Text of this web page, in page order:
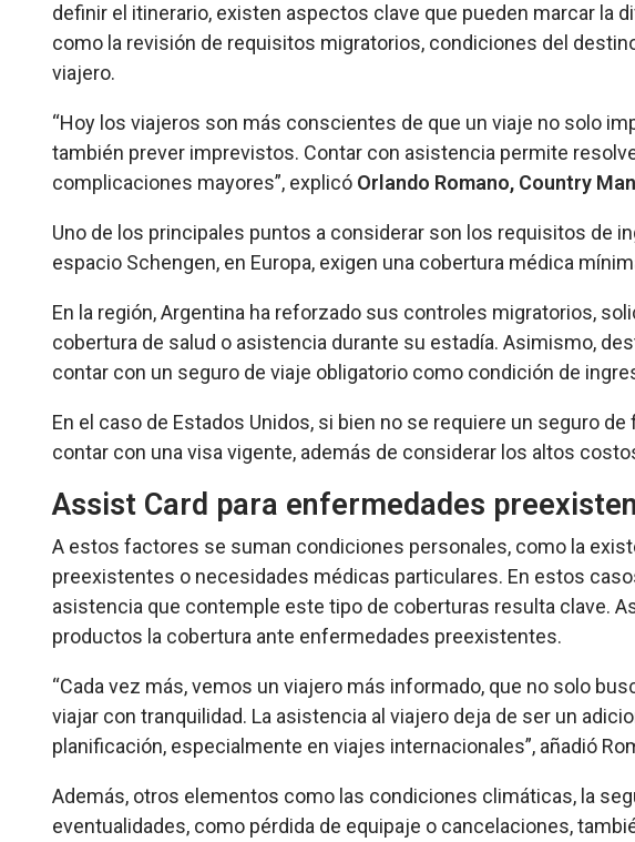
definir el itinerario, existen aspectos clave que pueden marcar la
como la revisión de requisitos migratorios, condiciones del
viajero.
“Hoy los viajeros son más conscientes de que un viaje no solo
también prever imprevistos. Contar con asistencia permite
complicaciones mayores”, explicó Orlando Romano, Country
Uno de los principales puntos a considerar son los requisitos de
espacio Schengen, en Europa, exigen una cobertura médica
En la región, Argentina ha reforzado sus controles migratorios,
cobertura de salud o asistencia durante su estadía. Asimismo,
contar con un seguro de viaje obligatorio como condición de
En el caso de Estados Unidos, si bien no se requiere un seguro
contar con una visa vigente, además de considerar los altos
Assist Card para enfermedades
A estos factores se suman condiciones personales, como la
preexistentes o necesidades médicas particulares. En estos
asistencia que contemple este tipo de coberturas resulta clave.
productos la cobertura ante enfermedades preexistentes.
“Cada vez más, vemos un viajero más informado, que no solo
viajar con tranquilidad. La asistencia al viajero deja de ser un
planificación, especialmente en viajes internacionales”, añadió
Además, otros elementos como las condiciones climáticas, la
eventualidades, como pérdida de equipaje o cancelaciones,